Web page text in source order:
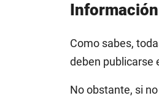
Como sabes,
deben publicarse
No obstante, si